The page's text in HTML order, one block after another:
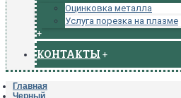
Оцинковка металла
Услуга порезка на плазме
+
КОНТАКТЫ +
Главная
Черный